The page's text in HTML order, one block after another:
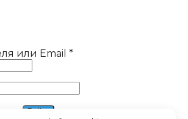
или Email *
Войти